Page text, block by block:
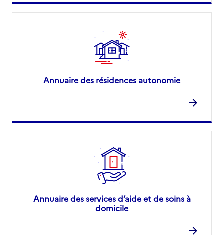
Annuaire des résidences autonomie
Annuaire des services d’aide et de soins à
domicile